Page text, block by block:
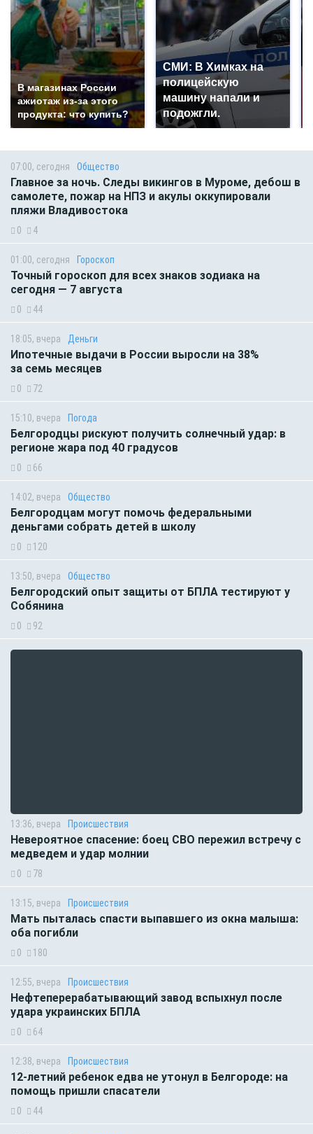
В магазинах России
ажиотаж из-за этого
продукта: что купить?
СМИ: В Химках на
полицейскую
машину напали и
подожгли.
07:00, сегодня Общество
Главное за ночь. Следы викингов в Муроме, дебош в
самолете, пожар на НПЗ и акулы оккупировали
пляжи Владивостока
0 4
01:00, сегодня Гороскоп
Точный гороскоп для всех знаков зодиака на
сегодня — 7 августа
0 44
18:05, вчера Деньги
Ипотечные выдачи в России выросли на 38%
за семь месяцев
0 72
15:10, вчера Погода
Белгородцы рискуют получить солнечный удар: в
регионе жара под 40 градусов
0 66
14:02, вчера Общество
Белгородцам могут помочь федеральными
деньгами собрать детей в школу
0 120
13:50, вчера Общество
Белгородский опыт защиты от БПЛА тестируют у
Собянина
0 92
13:36, вчера Происшествия
Невероятное спасение: боец СВО пережил встречу с
медведем и удар молнии
0 78
13:15, вчера Происшествия
Мать пыталась спасти выпавшего из окна малыша:
оба погибли
0 180
12:55, вчера Происшествия
Нефтеперерабатывающий завод вспыхнул после
удара украинских БПЛА
0 64
12:38, вчера Происшествия
12-летний ребенок едва не утонул в Белгороде: на
помощь пришли спасатели
0 44